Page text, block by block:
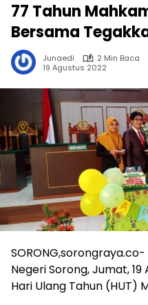
77 Tahun
Bersama
Junaedi
2 Min Baca
19 Agustus 2022
Negeri Sorong, Jumat,
Hari Ulang Tahun (HUT)